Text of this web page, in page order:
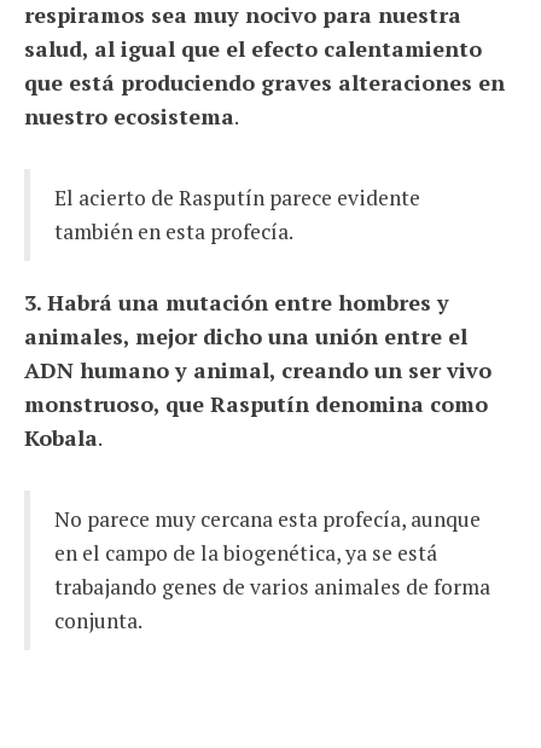
respiramos sea muy nocivo para nuestra
salud, al igual que el efecto calentamiento
que está produciendo graves alteraciones en
nuestro ecosistema.
El acierto de Rasputín parece evidente
también en esta profecía.
3. Habrá una mutación entre hombres y
animales, mejor dicho una unión entre el
ADN humano y animal, creando un ser vivo
monstruoso, que Rasputín denomina como
Kobala.
No parece muy cercana esta profecía, aunque
en el campo de la biogenética, ya se está
trabajando genes de varios animales de forma
conjunta.